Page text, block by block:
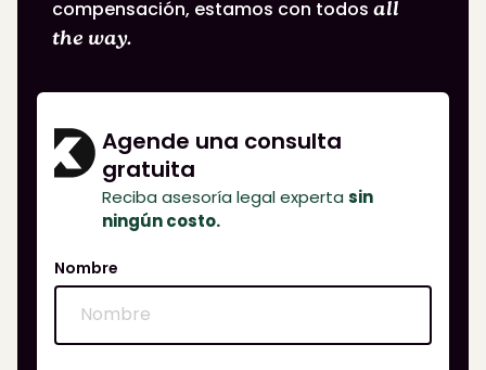
compensación, estamos con todos all
the way.
Agende una consulta
gratuita
Reciba asesoría legal experta sin
ningún costo.
Nombre